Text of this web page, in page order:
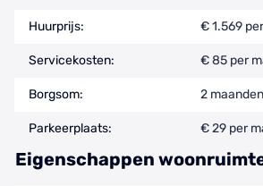
Huurprijs: € 1.569
Servicekosten: € 85 per
Borgsom: 2
Parkeerplaats: € 29 per
Eigenschappen